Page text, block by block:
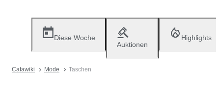
Diese Woche
Auktionen
Highlights
Catawiki Mode Taschen